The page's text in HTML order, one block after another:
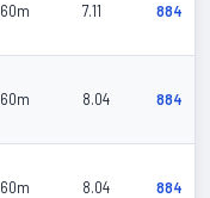
60m 7.11 884
60m 8.04 884
60m 8.04 884